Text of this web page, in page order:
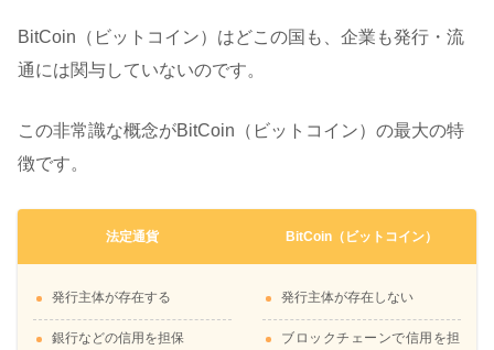
BitCoin（ビットコイン）はどこの国も、企業も発行・流
通には関与していないのです。
この非常識な概念がBitCoin（ビットコイン）の最大の特
徴です。
法定通貨
発行主体が存在する
銀行などの信用を担保
BitCoin（ビットコイン）
発行主体が存在しない
ブロックチェーンで信用を担